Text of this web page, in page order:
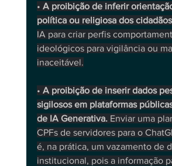
• A proibição de inferir
política ou religiosa dos
IA para criar perfis
ideológicos para vigilância ou
inaceitável.
• A proibição de inserir dados
sigilosos em plataformas
de IA Generativa. Enviar uma
CPFs de servidores para o
é, na prática, um vazamento de
institucional, pois a informação